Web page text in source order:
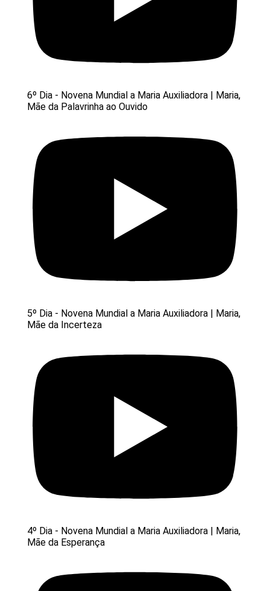
6º Dia - Novena Mundial a Maria Auxiliadora | Maria,
Mãe da Palavrinha ao Ouvido
5º Dia - Novena Mundial a Maria Auxiliadora | Maria,
Mãe da Incerteza
4º Dia - Novena Mundial a Maria Auxiliadora | Maria,
Mãe da Esperança